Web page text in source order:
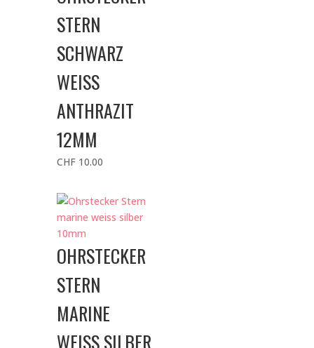
STERN
SCHWARZ
WEISS
ANTHRAZIT
12MM
CHF10.00
OHRSTECKER
STERN
MARINE
WEISS SILBER